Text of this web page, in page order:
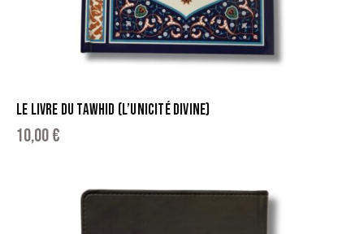
LE LIVRE DU TAWHID (L’UNICITÉ DIVINE)
10,00€